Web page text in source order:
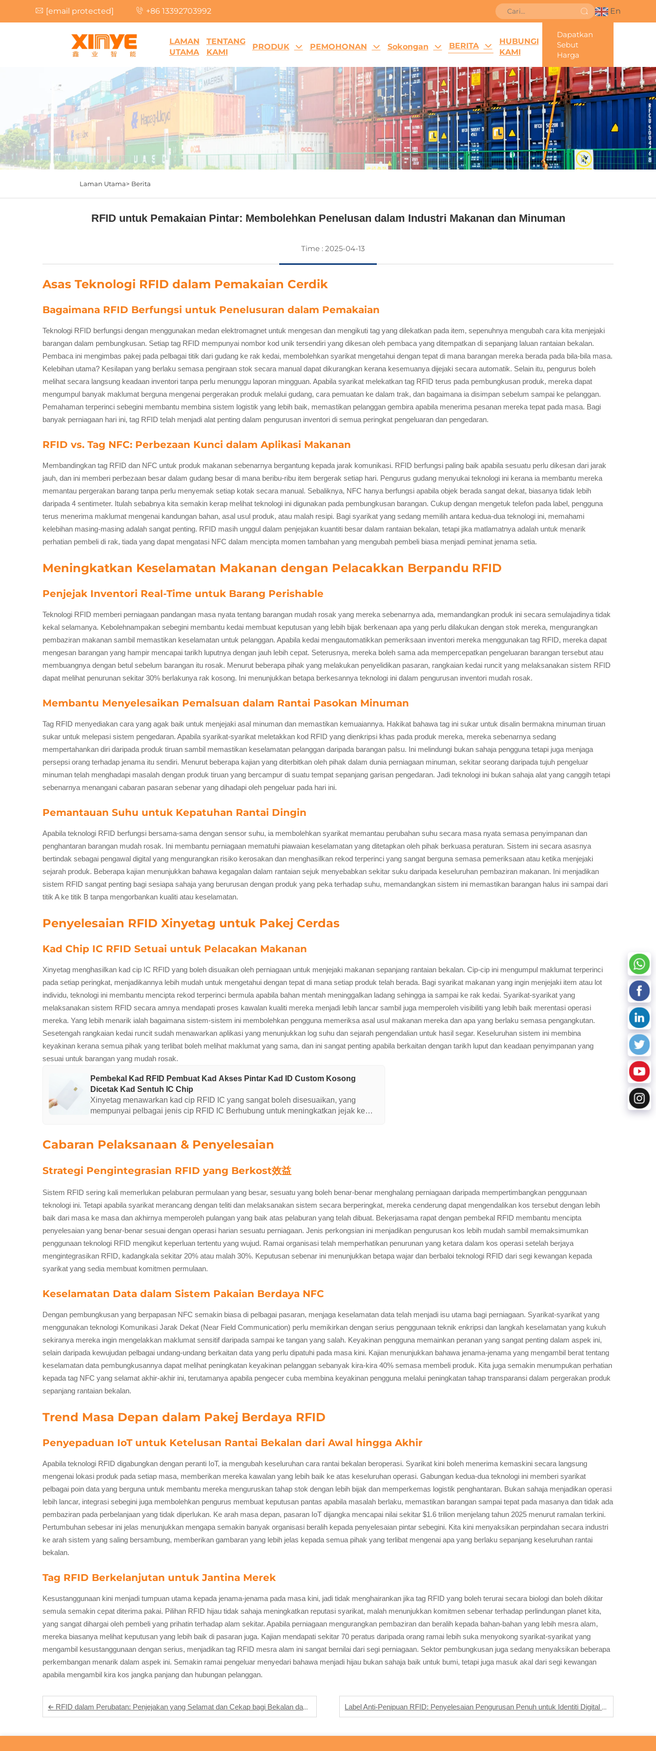
[email protected] +86 13392703992 En
LAMAN
UTAMA
TENTANG
KAMI
PRODUK PEMOHONAN Sokongan BERITA
HUBUNGI
KAMI
Dapatkan
Sebut
Harga
Laman Utama> Berita
RFID untuk Pemakaian Pintar: Membolehkan Penelusan dalam Industri Makanan dan Minuman
Time : 2025-04-13
Asas Teknologi RFID dalam Pemakaian Cerdik
Bagaimana RFID Berfungsi untuk Penelusuran dalam Pemakaian
Teknologi RFID berfungsi dengan menggunakan medan elektromagnet untuk mengesan dan mengikuti tag yang dilekatkan pada item, sepenuhnya mengubah cara kita menjejaki
barangan dalam pembungkusan. Setiap tag RFID mempunyai nombor kod unik tersendiri yang dikesan oleh pembaca yang ditempatkan di sepanjang laluan rantaian bekalan.
Pembaca ini mengimbas pakej pada pelbagai titik dari gudang ke rak kedai, membolehkan syarikat mengetahui dengan tepat di mana barangan mereka berada pada bila-bila masa.
Kelebihan utama? Kesilapan yang berlaku semasa pengiraan stok secara manual dapat dikurangkan kerana kesemuanya dijejaki secara automatik. Selain itu, pengurus boleh
melihat secara langsung keadaan inventori tanpa perlu menunggu laporan mingguan. Apabila syarikat melekatkan tag RFID terus pada pembungkusan produk, mereka dapat
mengumpul banyak maklumat berguna mengenai pergerakan produk melalui gudang, cara pemuatan ke dalam trak, dan bagaimana ia disimpan sebelum sampai ke pelanggan.
Pemahaman terperinci sebegini membantu membina sistem logistik yang lebih baik, memastikan pelanggan gembira apabila menerima pesanan mereka tepat pada masa. Bagi
banyak perniagaan hari ini, tag RFID telah menjadi alat penting dalam pengurusan inventori di semua peringkat pengeluaran dan pengedaran.
RFID vs. Tag NFC: Perbezaan Kunci dalam Aplikasi Makanan
Membandingkan tag RFID dan NFC untuk produk makanan sebenarnya bergantung kepada jarak komunikasi. RFID berfungsi paling baik apabila sesuatu perlu dikesan dari jarak
jauh, dan ini memberi perbezaan besar dalam gudang besar di mana beribu-ribu item bergerak setiap hari. Pengurus gudang menyukai teknologi ini kerana ia membantu mereka
memantau pergerakan barang tanpa perlu menyemak setiap kotak secara manual. Sebaliknya, NFC hanya berfungsi apabila objek berada sangat dekat, biasanya tidak lebih
daripada 4 sentimeter. Itulah sebabnya kita semakin kerap melihat teknologi ini digunakan pada pembungkusan barangan. Cukup dengan mengetuk telefon pada label, pengguna
terus menerima maklumat mengenai kandungan bahan, asal usul produk, atau malah resipi. Bagi syarikat yang sedang memilih antara kedua-dua teknologi ini, memahami
kelebihan masing-masing adalah sangat penting. RFID masih unggul dalam penjejakan kuantiti besar dalam rantaian bekalan, tetapi jika matlamatnya adalah untuk menarik
perhatian pembeli di rak, tiada yang dapat mengatasi NFC dalam mencipta momen tambahan yang mengubah pembeli biasa menjadi peminat jenama setia.
Meningkatkan Keselamatan Makanan dengan Pelacakkan Berpandu RFID
Penjejak Inventori Real-Time untuk Barang Perishable
Teknologi RFID memberi perniagaan pandangan masa nyata tentang barangan mudah rosak yang mereka sebenarnya ada, memandangkan produk ini secara semulajadinya tidak
kekal selamanya. Kebolehnampakan sebegini membantu kedai membuat keputusan yang lebih bijak berkenaan apa yang perlu dilakukan dengan stok mereka, mengurangkan
pembaziran makanan sambil memastikan keselamatan untuk pelanggan. Apabila kedai mengautomatikkan pemeriksaan inventori mereka menggunakan tag RFID, mereka dapat
mengesan barangan yang hampir mencapai tarikh luputnya dengan jauh lebih cepat. Seterusnya, mereka boleh sama ada mempercepatkan pengeluaran barangan tersebut atau
membuangnya dengan betul sebelum barangan itu rosak. Menurut beberapa pihak yang melakukan penyelidikan pasaran, rangkaian kedai runcit yang melaksanakan sistem RFID
dapat melihat penurunan sekitar 30% berlakunya rak kosong. Ini menunjukkan betapa berkesannya teknologi ini dalam pengurusan inventori mudah rosak.
Membantu Menyelesaikan Pemalsuan dalam Rantai Pasokan Minuman
Tag RFID menyediakan cara yang agak baik untuk menjejaki asal minuman dan memastikan kemuaiannya. Hakikat bahawa tag ini sukar untuk disalin bermakna minuman tiruan
sukar untuk melepasi sistem pengedaran. Apabila syarikat-syarikat meletakkan kod RFID yang dienkripsi khas pada produk mereka, mereka sebenarnya sedang
mempertahankan diri daripada produk tiruan sambil memastikan keselamatan pelanggan daripada barangan palsu. Ini melindungi bukan sahaja pengguna tetapi juga menjaga
persepsi orang terhadap jenama itu sendiri. Menurut beberapa kajian yang diterbitkan oleh pihak dalam dunia perniagaan minuman, sekitar seorang daripada tujuh pengeluar
minuman telah menghadapi masalah dengan produk tiruan yang bercampur di suatu tempat sepanjang garisan pengedaran. Jadi teknologi ini bukan sahaja alat yang canggih tetapi
sebenarnya menangani cabaran pasaran sebenar yang dihadapi oleh pengeluar pada hari ini.
Pemantauan Suhu untuk Kepatuhan Rantai Dingin
Apabila teknologi RFID berfungsi bersama-sama dengan sensor suhu, ia membolehkan syarikat memantau perubahan suhu secara masa nyata semasa penyimpanan dan
penghantaran barangan mudah rosak. Ini membantu perniagaan mematuhi piawaian keselamatan yang ditetapkan oleh pihak berkuasa peraturan. Sistem ini secara asasnya
bertindak sebagai pengawal digital yang mengurangkan risiko kerosakan dan menghasilkan rekod terperinci yang sangat berguna semasa pemeriksaan atau ketika menjejaki
sejarah produk. Beberapa kajian menunjukkan bahawa kegagalan dalam rantaian sejuk menyebabkan sekitar suku daripada keseluruhan pembaziran makanan. Ini menjadikan
sistem RFID sangat penting bagi sesiapa sahaja yang berurusan dengan produk yang peka terhadap suhu, memandangkan sistem ini memastikan barangan halus ini sampai dari
titik A ke titik B tanpa mengorbankan kualiti atau keselamatan.
Penyelesaian RFID Xinyetag untuk Pakej Cerdas
Kad Chip IC RFID Setuai untuk Pelacakan Makanan
Xinyetag menghasilkan kad cip IC RFID yang boleh disuaikan oleh perniagaan untuk menjejaki makanan sepanjang rantaian bekalan. Cip-cip ini mengumpul maklumat terperinci
pada setiap peringkat, menjadikannya lebih mudah untuk mengetahui dengan tepat di mana setiap produk telah berada. Bagi syarikat makanan yang ingin menjejaki item atau lot
individu, teknologi ini membantu mencipta rekod terperinci bermula apabila bahan mentah meninggalkan ladang sehingga ia sampai ke rak kedai. Syarikat-syarikat yang
melaksanakan sistem RFID secara amnya mendapati proses kawalan kualiti mereka menjadi lebih lancar sambil juga memperoleh visibiliti yang lebih baik merentasi operasi
mereka. Yang lebih menarik ialah bagaimana sistem-sistem ini membolehkan pengguna memeriksa asal usul makanan mereka dan apa yang berlaku semasa pengangkutan.
Sesetengah rangkaian kedai runcit sudah menawarkan aplikasi yang menunjukkan log suhu dan sejarah pengendalian untuk hasil segar. Keseluruhan sistem ini membina
keyakinan kerana semua pihak yang terlibat boleh melihat maklumat yang sama, dan ini sangat penting apabila berkaitan dengan tarikh luput dan keadaan penyimpanan yang
sesuai untuk barangan yang mudah rosak.
Pembekal Kad RFID Pembuat Kad Akses Pintar Kad ID Custom Kosong
Dicetak Kad Sentuh IC Chip
Xinyetag menawarkan kad cip RFID IC yang sangat boleh disesuaikan, yang
mempunyai pelbagai jenis cip RFID IC Berhubung untuk meningkatkan jejak ke
Cabaran Pelaksanaan & Penyelesaian
Strategi Pengintegrasian RFID yang Berkost效益
Sistem RFID sering kali memerlukan pelaburan permulaan yang besar, sesuatu yang boleh benar-benar menghalang perniagaan daripada mempertimbangkan penggunaan
teknologi ini. Tetapi apabila syarikat merancang dengan teliti dan melaksanakan sistem secara berperingkat, mereka cenderung dapat mengendalikan kos tersebut dengan lebih
baik dari masa ke masa dan akhirnya memperoleh pulangan yang baik atas pelaburan yang telah dibuat. Bekerjasama rapat dengan pembekal RFID membantu mencipta
penyelesaian yang benar-benar sesuai dengan operasi harian sesuatu perniagaan. Jenis perkongsian ini menjadikan pengurusan kos lebih mudah sambil memaksimumkan
penggunaan teknologi RFID mengikut keperluan tertentu yang wujud. Ramai organisasi telah memperhatikan penurunan yang ketara dalam kos operasi setelah berjaya
mengintegrasikan RFID, kadangkala sekitar 20% atau malah 30%. Keputusan sebenar ini menunjukkan betapa wajar dan berbaloi teknologi RFID dari segi kewangan kepada
syarikat yang sedia membuat komitmen permulaan.
Keselamatan Data dalam Sistem Pakaian Berdaya NFC
Dengan pembungkusan yang berpapasan NFC semakin biasa di pelbagai pasaran, menjaga keselamatan data telah menjadi isu utama bagi perniagaan. Syarikat-syarikat yang
menggunakan teknologi Komunikasi Jarak Dekat (Near Field Communication) perlu memikirkan dengan serius penggunaan teknik enkripsi dan langkah keselamatan yang kukuh
sekiranya mereka ingin mengelakkan maklumat sensitif daripada sampai ke tangan yang salah. Keyakinan pengguna memainkan peranan yang sangat penting dalam aspek ini,
selain daripada kewujudan pelbagai undang-undang berkaitan data yang perlu dipatuhi pada masa kini. Kajian menunjukkan bahawa jenama-jenama yang mengambil berat tentang
keselamatan data pembungkusannya dapat melihat peningkatan keyakinan pelanggan sebanyak kira-kira 40% semasa membeli produk. Kita juga semakin menumpukan perhatian
kepada tag NFC yang selamat akhir-akhir ini, terutamanya apabila pengecer cuba membina keyakinan pengguna melalui peningkatan tahap transparansi dalam pergerakan produk
sepanjang rantaian bekalan.
Trend Masa Depan dalam Pakej Berdaya RFID
Penyepaduan IoT untuk Ketelusan Rantai Bekalan dari Awal hingga Akhir
Apabila teknologi RFID digabungkan dengan peranti IoT, ia mengubah keseluruhan cara rantai bekalan beroperasi. Syarikat kini boleh menerima kemaskini secara langsung
mengenai lokasi produk pada setiap masa, memberikan mereka kawalan yang lebih baik ke atas keseluruhan operasi. Gabungan kedua-dua teknologi ini memberi syarikat
pelbagai poin data yang berguna untuk membantu mereka menguruskan tahap stok dengan lebih bijak dan memperkemas logistik penghantaran. Bukan sahaja menjadikan operasi
lebih lancar, integrasi sebegini juga membolehkan pengurus membuat keputusan pantas apabila masalah berlaku, memastikan barangan sampai tepat pada masanya dan tidak ada
pembaziran pada perbelanjaan yang tidak diperlukan. Ke arah masa depan, pasaran IoT dijangka mencapai nilai sekitar $1.6 trilion menjelang tahun 2025 menurut ramalan terkini.
Pertumbuhan sebesar ini jelas menunjukkan mengapa semakin banyak organisasi beralih kepada penyelesaian pintar sebegini. Kita kini menyaksikan perpindahan secara industri
ke arah sistem yang saling bersambung, memberikan gambaran yang lebih jelas kepada semua pihak yang terlibat mengenai apa yang berlaku sepanjang keseluruhan rantai
bekalan.
Tag RFID Berkelanjutan untuk Jantina Merek
Kesustanggunaan kini menjadi tumpuan utama kepada jenama-jenama pada masa kini, jadi tidak menghairankan jika tag RFID yang boleh terurai secara biologi dan boleh dikitar
semula semakin cepat diterima pakai. Pilihan RFID hijau tidak sahaja meningkatkan reputasi syarikat, malah menunjukkan komitmen sebenar terhadap perlindungan planet kita,
yang sangat dihargai oleh pembeli yang prihatin terhadap alam sekitar. Apabila perniagaan mengurangkan pembaziran dan beralih kepada bahan-bahan yang lebih mesra alam,
mereka biasanya melihat keputusan yang lebih baik di pasaran juga. Kajian mendapati sekitar 70 peratus daripada orang ramai lebih suka menyokong syarikat-syarikat yang
mengambil kesustanggunaan dengan serius, menjadikan tag RFID mesra alam ini sangat bernilai dari segi perniagaan. Sektor pembungkusan juga sedang menyaksikan beberapa
perkembangan menarik dalam aspek ini. Semakin ramai pengeluar menyedari bahawa menjadi hijau bukan sahaja baik untuk bumi, tetapi juga masuk akal dari segi kewangan
apabila mengambil kira kos jangka panjang dan hubungan pelanggan.
RFID dalam Perubatan: Penjejakan yang Selamat dan Cekap bagi Bekalan dan Peralatan Perubatan Label Anti-Penipuan RFID: Penyelesaian Pengurusan Penuh untuk Identiti Digital Produk